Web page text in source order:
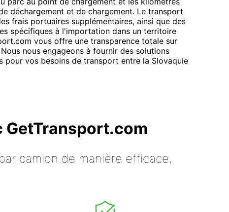
déchargement et de chargement. Le transport
frais portuaires supplémentaires, ainsi que des
spécifiques à l'importation dans un territoire
vous offre une transparence totale sur
nous engageons à fournir des solutions
pour vos besoins de transport entre la Slovaquie
GetTransport.com
camion de manière efficace,